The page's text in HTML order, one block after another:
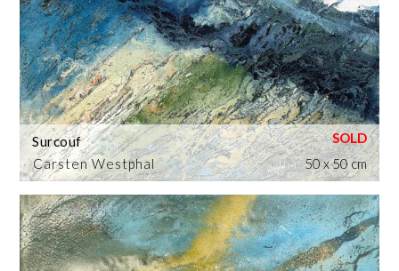
Carsten Westphal
Surcouf
50 x 50 cm